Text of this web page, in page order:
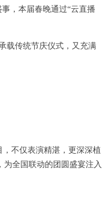
，本届春晚通过“云直播
载传统节庆仪式，又充满
不仅表演精湛，更深深植
全国联动的团圆盛宴注入